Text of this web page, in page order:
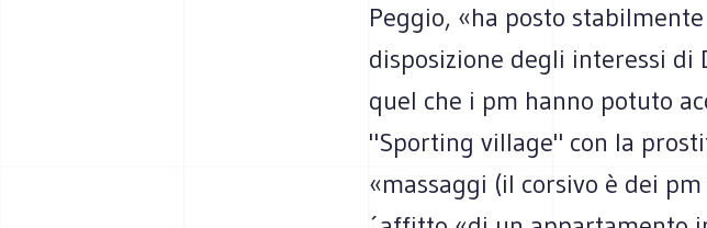
Peggio, «ha posto
disposizione degli interessi di
quel che i pm hanno potuto
"Sporting village" con la
«massaggi (il corsivo è dei